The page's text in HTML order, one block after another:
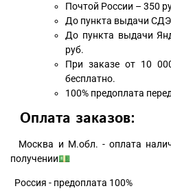
Почтой России – 350
До пункта выдачи
До пункта выдачи
руб.
При заказе от 10
бесплатно.
100% предоплата
Оплата заказов:
Москва и М.обл. - оплата
получении💵
Россия - предоплата 100%